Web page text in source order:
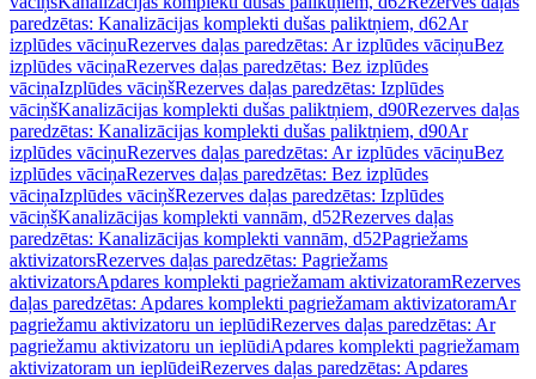
paredzētas: Kanalizācijas komplekti dušas paliktņiem, d62Ar
izplūdes vāciņuRezerves daļas paredzētas: Ar izplūdes vāciņuBez
izplūdes vāciņaRezerves daļas paredzētas: Bez izplūdes
vāciņaIzplūdes vāciņšRezerves daļas paredzētas: Izplūdes
vāciņšKanalizācijas komplekti dušas paliktņiem, d90Rezerves daļas
paredzētas: Kanalizācijas komplekti dušas paliktņiem, d90Ar
izplūdes vāciņuRezerves daļas paredzētas: Ar izplūdes vāciņuBez
izplūdes vāciņaRezerves daļas paredzētas: Bez izplūdes
vāciņaIzplūdes vāciņšRezerves daļas paredzētas: Izplūdes
vāciņšKanalizācijas komplekti vannām, d52Rezerves daļas
paredzētas: Kanalizācijas komplekti vannām, d52Pagriežams
aktivizatorsRezerves daļas paredzētas: Pagriežams
aktivizatorsApdares komplekti pagriežamam aktivizatoramRezerves
daļas paredzētas: Apdares komplekti pagriežamam aktivizatoramAr
pagriežamu aktivizatoru un ieplūdiRezerves daļas paredzētas: Ar
pagriežamu aktivizatoru un ieplūdiApdares komplekti pagriežamam
aktivizatoram un ieplūdeiRezerves daļas paredzētas: Apdares